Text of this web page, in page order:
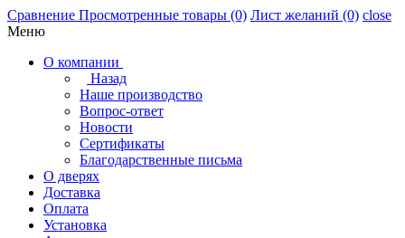
Сравнение Просмотренные товары (0) Лист желаний (0) close
Меню
О компании
Назад
Наше производство
Вопрос-ответ
Новости
Сертификаты
Благодарственные письма
О дверях
Доставка
Оплата
Установка